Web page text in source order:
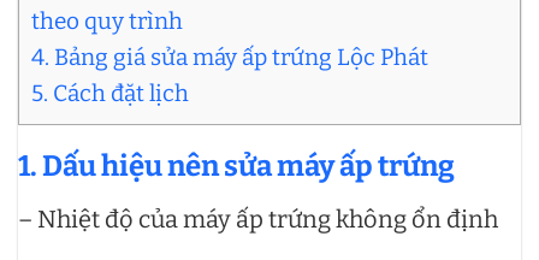
theo quy trình
4. Bảng giá sửa máy ấp trứng Lộc Phát
5. Cách đặt lịch
1. Dấu hiệu nên sửa máy ấp trứng
– Nhiệt độ của máy ấp trứng không ổn định